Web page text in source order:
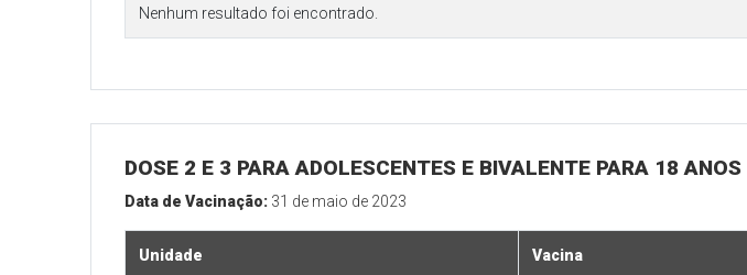
Nenhum resultado foi encontrado.
DOSE 2 E 3 PARA ADOLESCENTES E BIVALENTE PARA 18
Data de Vacinação: 31 de maio de 2023
Unidade Vacina